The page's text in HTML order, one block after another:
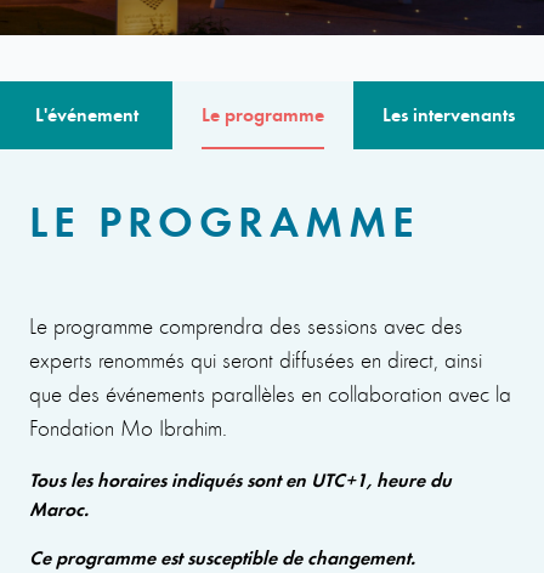
L'événement Le programme Les intervenants
LE PROGRAMME
Le programme comprendra des sessions avec des
experts renommés qui seront diffusées en direct, ainsi
que des événements parallèles en collaboration avec la
Fondation Mo Ibrahim.
Tous les horaires indiqués sont en UTC+1, heure du
Maroc.
Ce programme est susceptible de changement.